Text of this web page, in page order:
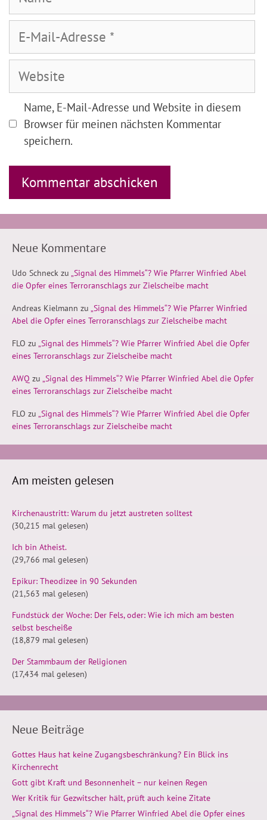
Mail-
Adresse
Name, E-Mail-Adresse und Website in diesem
Browser für meinen nächsten Kommentar
speichern.
Neue Kommentare
Udo Schneck zu „Signal des Himmels“? Wie Pfarrer Winfried Abel
die Opfer eines Terroranschlags zur Zielscheibe macht
Andreas Kielmann zu „Signal des Himmels“? Wie Pfarrer Winfried
Abel die Opfer eines Terroranschlags zur Zielscheibe macht
FLO zu „Signal des Himmels“? Wie Pfarrer Winfried Abel die Opfer
eines Terroranschlags zur Zielscheibe macht
AWQ zu „Signal des Himmels“? Wie Pfarrer Winfried Abel die Opfer
eines Terroranschlags zur Zielscheibe macht
FLO zu „Signal des Himmels“? Wie Pfarrer Winfried Abel die Opfer
eines Terroranschlags zur Zielscheibe macht
Am meisten gelesen
Kirchenaustritt: Warum du jetzt austreten solltest
(30,215 mal gelesen)
Ich bin Atheist.
(29,766 mal gelesen)
Epikur: Theodizee in 90 Sekunden
(21,563 mal gelesen)
Fundstück der Woche: Der Fels, oder: Wie ich mich am besten
selbst bescheiße
(18,879 mal gelesen)
Der Stammbaum der Religionen
(17,434 mal gelesen)
Neue Beiträge
Gottes Haus hat keine Zugangsbeschränkung? Ein Blick ins
Kirchenrecht
Gott gibt Kraft und Besonnenheit – nur keinen Regen
Wer Kritik für Gezwitscher hält, prüft auch keine Zitate
„Signal des Himmels“? Wie Pfarrer Winfried Abel die Opfer eines